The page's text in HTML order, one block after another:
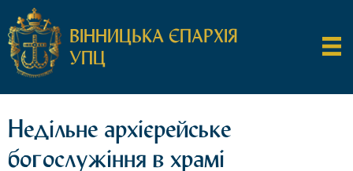
ВІННИЦЬКА ЄПАРХІЯ
УПЦ
Недільне архієрейське
богослужіння в храмі